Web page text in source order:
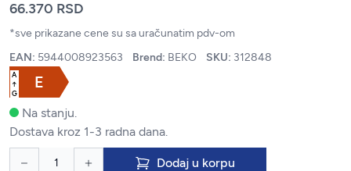
66.370 RSD
*sve prikazane cene su sa uračunatim pdv-om
EAN: 5944008923563 Brend: BEKO SKU: 312848
E
A
↑
G
Na stanju.
Dostava kroz 1-3 radna dana.
Dodaj u korpu